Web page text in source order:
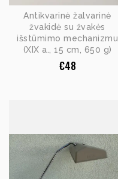
Antikvarinė žalvarinė
žvakidė su žvakės
išstūmimo mechanizmu
(XIX a., 15 cm, 650 g)
€48